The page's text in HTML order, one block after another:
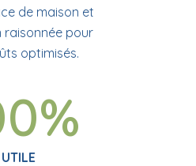
de maison et
raisonnée pour
optimisés.
UTILE